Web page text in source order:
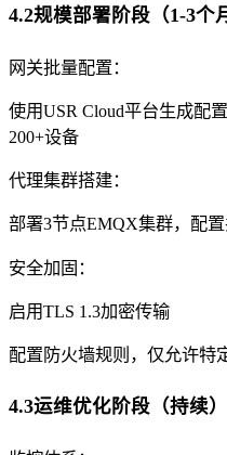
4.2规模部署阶段（1-3个
网关批量配置：
使用USR Cloud平台生成配
200+设备
代理集群搭建：
部署3节点EMQX集群，配
安全加固：
启用TLS 1.3加密传输
配置防火墙规则，仅允许特
4.3运维优化阶段（持续）